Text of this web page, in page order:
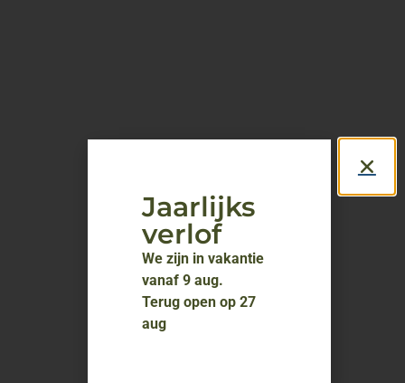
Jaarlijks
verlof
We zijn in vakantie
vanaf 9 aug.
Terug open op 27
aug